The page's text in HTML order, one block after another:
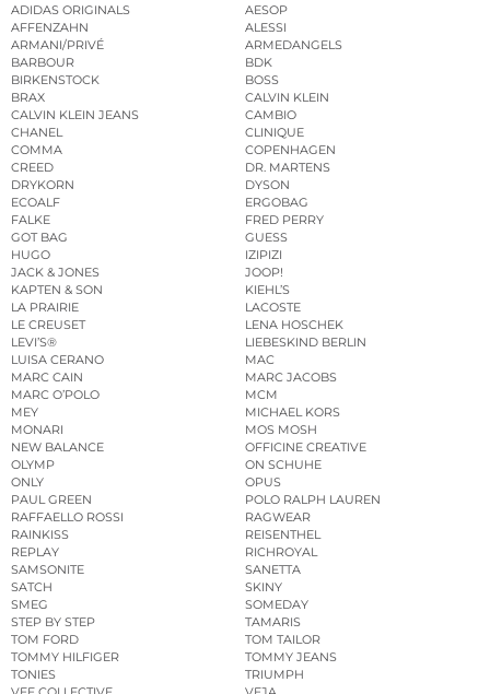
ADIDAS ORIGINALS
AESOP
AFFENZAHN
ALESSI
ARMANI/PRIVÉ
ARMEDANGELS
BARBOUR
BDK
BIRKENSTOCK
BOSS
BRAX
CALVIN KLEIN
CALVIN KLEIN JEANS
CAMBIO
CHANEL
CLINIQUE
COMMA
COPENHAGEN
CREED
DR. MARTENS
DRYKORN
DYSON
ECOALF
ERGOBAG
FALKE
FRED PERRY
GOT BAG
GUESS
HUGO
IZIPIZI
JACK & JONES
JOOP!
KAPTEN & SON
KIEHL’S
LA PRAIRIE
LACOSTE
LE CREUSET
LENA HOSCHEK
LEVI’S®
LIEBESKIND BERLIN
LUISA CERANO
MAC
MARC CAIN
MARC JACOBS
MARC O’POLO
MCM
MEY
MICHAEL KORS
MONARI
MOS MOSH
NEW BALANCE
OFFICINE CREATIVE
OLYMP
ON SCHUHE
ONLY
OPUS
PAUL GREEN
POLO RALPH LAUREN
RAFFAELLO ROSSI
RAGWEAR
RAINKISS
REISENTHEL
REPLAY
RICHROYAL
SAMSONITE
SANETTA
SATCH
SKINY
SMEG
SOMEDAY
STEP BY STEP
TAMARIS
TOM FORD
TOM TAILOR
TOMMY HILFIGER
TOMMY JEANS
TONIES
TRIUMPH